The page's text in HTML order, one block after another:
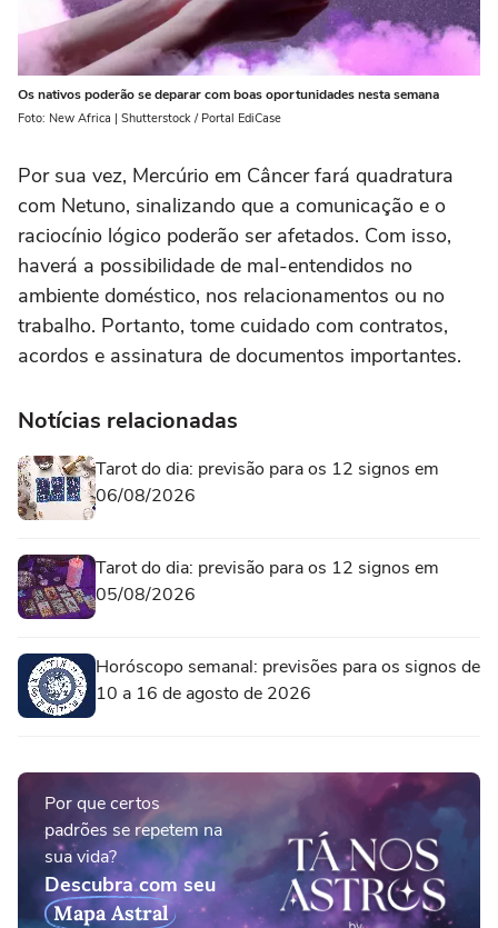
Os nativos poderão se deparar com boas oportunidades nesta semana
Foto: New Africa | Shutterstock / Portal EdiCase
Por sua vez, Mercúrio em Câncer fará quadratura
com Netuno, sinalizando que a comunicação e o
raciocínio lógico poderão ser afetados. Com isso,
haverá a possibilidade de mal-entendidos no
ambiente doméstico, nos relacionamentos ou no
trabalho. Portanto, tome cuidado com contratos,
acordos e assinatura de documentos importantes.
Notícias relacionadas
Tarot do dia: previsão para os 12 signos em
06/08/2026
Tarot do dia: previsão para os 12 signos em
05/08/2026
Horóscopo semanal: previsões para os signos de
10 a 16 de agosto de 2026
Por que certos
padrões se repetem na
sua vida?
Descubra com seu
Mapa Astral